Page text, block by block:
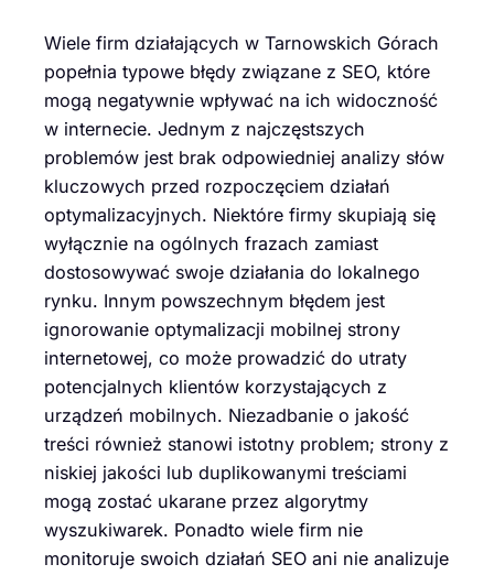
Wiele firm działających w Tarnowskich Górach
popełnia typowe błędy związane z SEO, które
mogą negatywnie wpływać na ich widoczność
w internecie. Jednym z najczęstszych
problemów jest brak odpowiedniej analizy słów
kluczowych przed rozpoczęciem działań
optymalizacyjnych. Niektóre firmy skupiają się
wyłącznie na ogólnych frazach zamiast
dostosowywać swoje działania do lokalnego
rynku. Innym powszechnym błędem jest
ignorowanie optymalizacji mobilnej strony
internetowej, co może prowadzić do utraty
potencjalnych klientów korzystających z
urządzeń mobilnych. Niezadbanie o jakość
treści również stanowi istotny problem; strony z
niskiej jakości lub duplikowanymi treściami
mogą zostać ukarane przez algorytmy
wyszukiwarek. Ponadto wiele firm nie
monitoruje swoich działań SEO ani nie analizuje